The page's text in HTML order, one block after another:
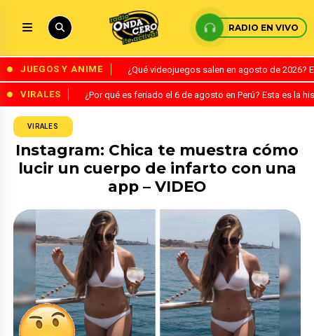
RADIO EN VIVO
JUEGOS Y ANIME ¿Qué videojuegos salen en agosto de
VIRALES ¿Por qué es feriado el 6 de agosto en Perú? Esta es la
VIRALES
Instagram: Chica te muestra cómo
lucir un cuerpo de infarto con una
app – VIDEO